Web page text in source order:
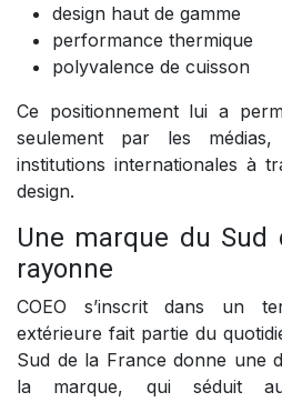
design haut de gamme
performance thermique
polyvalence de cuisson
Ce positionnement lui a
seulement par les
institutions internationales à
design.
Une marque du Sud
rayonne
COEO s’inscrit dans un
extérieure fait partie du
Sud de la France donne une
la marque, qui séduit